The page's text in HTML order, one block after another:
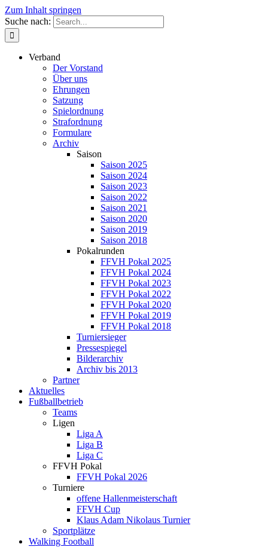
Zum Inhalt springen
Suche nach:
Verband
Der Vorstand
Über uns
Ehrungen
Satzung
Spielordnung
Strafordnung
Formulare
Archiv
Saison
Saison 2025
Saison 2024
Saison 2023
Saison 2022
Saison 2021
Saison 2020
Saison 2019
Saison 2018
Pokalrunden
FFVH Pokal 2025
FFVH Pokal 2024
FFVH Pokal 2023
FFVH Pokal 2022
FFVH Pokal 2020
FFVH Pokal 2019
FFVH Pokal 2018
Turniersieger
Pressespiegel
Bilderarchiv
Archiv bis 2013
Partner
Aktuelles
Fußballbetrieb
Teams
Ligen
Liga A
Liga B
Liga C
FFVH Pokal
FFVH Pokal 2026
Turniere
offene Hallenmeisterschaft
FFVH Cup
Klaus Adam Nikolaus Turnier
Sportplätze
Walking Football